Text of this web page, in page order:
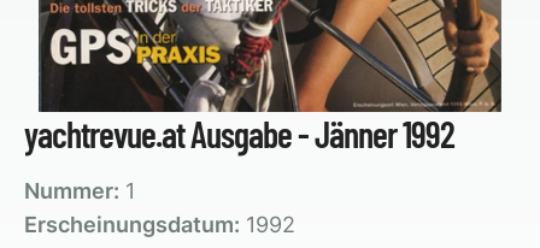
yachtrevue.at Ausgabe - Jänner 1992
Nummer: 1
Erscheinungsdatum: 1992